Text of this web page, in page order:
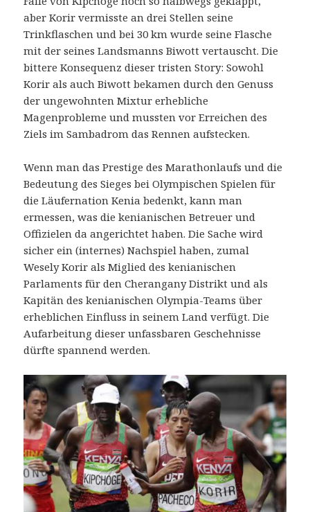
aber Korir vermisste an drei Stellen seine
Trinkflaschen und bei 30 km wurde seine Flasche
mit der seines Landsmanns Biwott vertauscht. Die
bittere Konsequenz dieser tristen Story: Sowohl
Korir als auch Biwott bekamen durch den Genuss
der ungewohnten Mixtur erhebliche
Magenprobleme und mussten vor Erreichen des
Ziels im Sambadrom das Rennen aufstecken.
Wenn man das Prestige des Marathonlaufs und die
Bedeutung des Sieges bei Olympischen Spielen für
die Läufernation Kenia bedenkt, kann man
ermessen, was die kenianischen Betreuer und
Offizielen da angerichtet haben. Die Sache wird
sicher ein (internes) Nachspiel haben, zumal
Wesely Korir als Miglied des kenianischen
Parlaments für den Cherangany Distrikt und als
Kapitän des kenianischen Olympia-Teams über
erheblichen Einfluss in seinem Land verfügt. Die
Aufarbeitung dieser unfassbaren Geschehnisse
dürfte spannend werden.